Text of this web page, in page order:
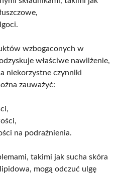
wzbogaconych w
właściwe nawilżenie,
niekorzystne czynniki
zauważyć:
na podrażnienia.
takimi jak sucha skóra
mogą odczuć ulgę